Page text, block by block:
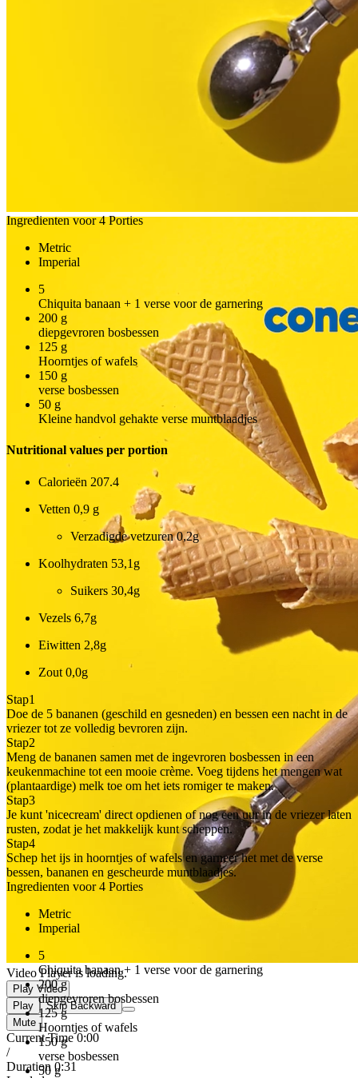
Video Player is loading.
Play Video
Play
Skip Backward
Mute
Current Time0:00
/
Duration 0:31
Ingredienten voor 4 Porties
Metric
Imperial
5
Chiquita banaan + 1 verse voor de garnering
200 g
diepgevroren bosbessen
125 g
Hoorntjes of wafels
150 g
verse bosbessen
50 g
Kleine handvol gehakte verse muntblaadjes
Nutritional values per portion
Calorieën 207.4
Vetten 0,9 g
Verzadigde vetzuren0,2g
Koolhydraten 53,1g
Suikers 30,4g
Vezels 6,7g
Eiwitten 2,8g
Zout 0,0g
Stap1
Doe de 5 bananen (geschild en gesneden) en bessen een nacht in de
vriezer tot ze volledig bevroren zijn.
Stap2
Meng de bananen samen met de ingevroren bosbessen in een
keukenmachine tot een mooie crème. Voeg tijdens het mengen wat
(plantaardige) melk toe om het iets romiger te maken.
Stap3
Je kunt 'nicecream' direct opdienen of nog een uur in de vriezer laten
rusten, zodat je het makkelijk kunt scheppen.
Stap4
Schep het ijs in hoorntjes of wafels en garneer het met de verse
bessen, bananen en gescheurde muntblaadjes.
Ingredienten voor 4 Porties
Metric
Imperial
5
Chiquita banaan + 1 verse voor de garnering
200g
diepgevroren bosbessen
125g
Hoorntjes of wafels
150g
verse bosbessen
50 g